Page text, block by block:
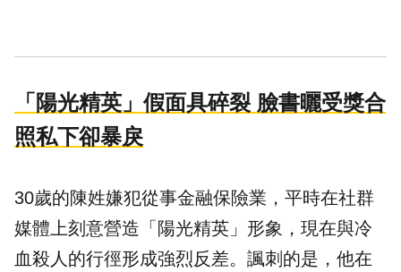
「陽光精英」假面具碎裂 臉書曬受獎合
照私下卻暴戾
30歲的陳姓嫌犯從事金融保險業，平時在社群
媒體上刻意營造「陽光精英」形象，現在與冷
血殺人的行徑形成強烈反差。諷刺的是，他在